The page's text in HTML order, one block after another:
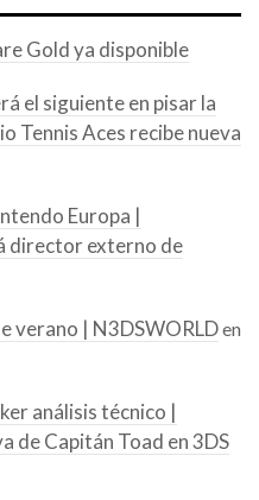
Gold ya disponible
el siguiente en pisar la
Tennis Aces recibe nueva
Europa |
director externo de
verano | N3DSWORLDen
análisis técnico |
de Capitán Toad en 3DS